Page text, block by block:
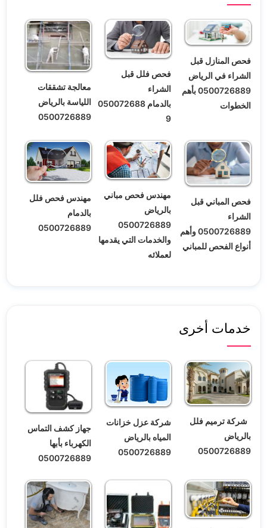
فحص المنازل قبل
الشراء في الرياض
0500726889 بأهم
الخطوات
فحص فلل قبل
الشراء
بالدمام 050072688
9
معالجة تشققات
اللياسة بالرياض
0500726889
فحص المباني قبل
الشراء
0500726889 وأهم
أنواع الفحص للمباني
مهندس فحص مباني
بالرياض
0500726889
والخدمات التي يقدمها
لعملائه
مهندس فحص فلل
بالدمام
0500726889
خدمات أخرى
شركة ترميم فلل
بالرياض
0500726889
شركة عزل خزانات
المياه بالرياض
0500726889
جهاز كشف التماس
الكهرباء بأبها
0500726889